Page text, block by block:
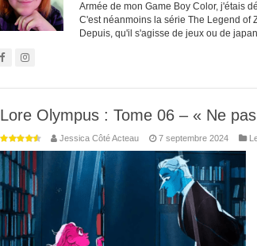
Armée de mon Game Boy Color, j'étais
C'est néanmoins la série The Legend of
Depuis, qu'il s'agisse de jeux ou de
Lore Olympus : Tome 06 – « Ne
Jessica Côté Acteau 7 septembre 2024